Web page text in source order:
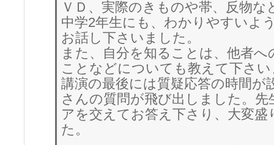
ＶＤ、実際のきものや帯、反物な
中学2年生にも、わかりやすいよ
お話し下さいました。
また、自分を知ることは、他者へ
ことなどについても教えて下さ
講演の最後には質疑応答の時間が
さんの質問が飛び出しました。先
アを交えてお答え下さり、大変盛
た。